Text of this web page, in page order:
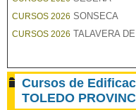
CURSOS 2026 SONSECA
CURSOS 2026 TALAVERA
Cursos de
TOLEDO